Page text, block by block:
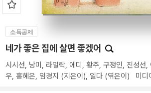
소득공제
네가 좋은 집에 살면 좋겠어
시시선, 낭미 , 라일락, 에디 , 황주, 구정인, 진성선,
우, 홍혜은, 임경지 (지은이), 일다 (엮은이) 미디